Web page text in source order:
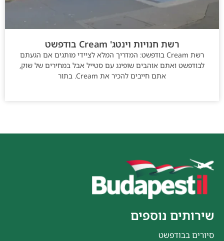
רשת חנויות וינטג' Cream בודפשט
רשת Cream בודפשט: המדריך המלא לציידי מותגים אם הגעתם
לבודפשט ואתם אוהבים שופינג עם סטייל אבל במחירים של שוק,
אתם חייבים להכיר את Cream. בתור
שירותים נוספים
סיורים בבודפשט